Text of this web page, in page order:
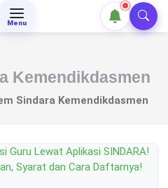
Menu
Kemendikdasmen
Sindara Kemendikdasmen